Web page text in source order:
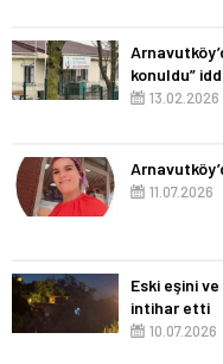
konuldu”
13.02.2026
11.07.2026
Eski eşini
intihar etti
10.07.2026